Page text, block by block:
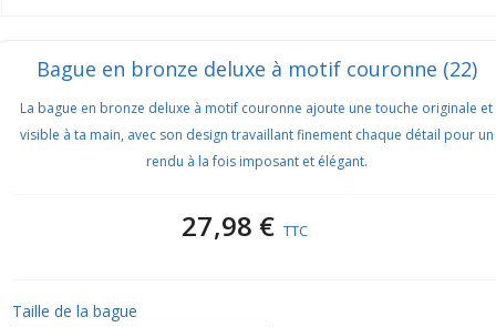
Bague en bronze deluxe à motif couronne (22)
La bague en bronze deluxe à motif couronne ajoute une touche originale et
visible à ta main, avec son design travaillant finement chaque détail pour un
rendu à la fois imposant et élégant.
27,98 € TTC
Taille de la bague